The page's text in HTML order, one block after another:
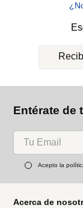
Entérate de
Acepto la
Acerca de